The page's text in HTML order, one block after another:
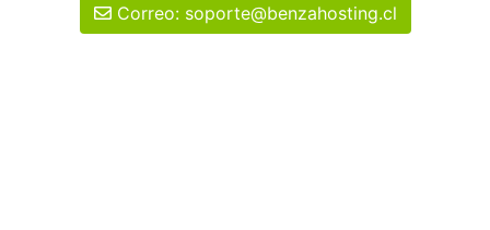
Correo: soporte@benzahosting.cl